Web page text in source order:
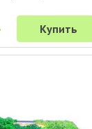
Купить